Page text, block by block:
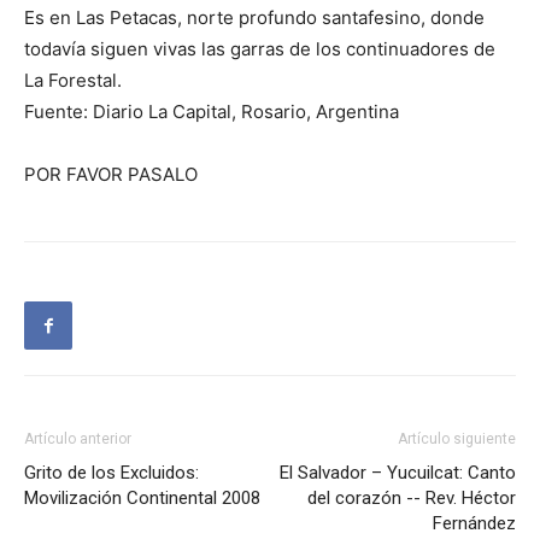
Es en Las Petacas, norte profundo santafesino, donde
todavía siguen vivas las garras de los continuadores de
La Forestal.
Fuente: Diario La Capital, Rosario, Argentina
POR FAVOR PASALO
Artículo anterior
Grito de los Excluidos:
Movilización Continental 2008
Artículo siguiente
El Salvador – Yucuilcat: Canto
del corazón -- Rev. Héctor
Fernández